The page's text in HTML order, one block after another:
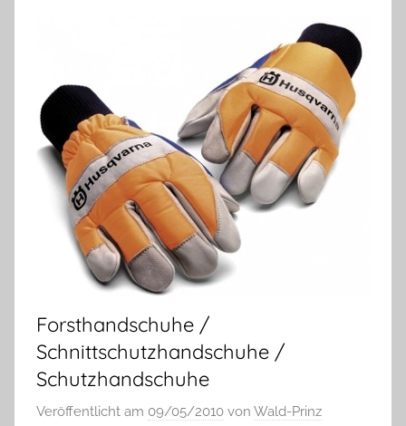
Forsthandschuhe /
Schnittschutzhandschuhe /
Schutzhandschuhe
Veröffentlicht am 09/05/2010 von Wald-Prinz